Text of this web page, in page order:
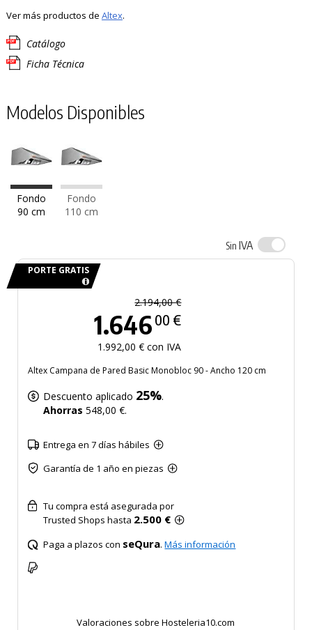
Ver más productos de Altex.
Catálogo
Ficha Técnica
Modelos Disponibles
Fondo
90 cm
Fondo
110 cm
Sin IVA
PORTE GRATIS
2.194,00 €
1.646 00 €
1.992,00 € con IVA
Altex Campana de Pared Basic Monobloc 90 - Ancho 120 cm
Descuento aplicado 25%.
Ahorras 548,00 €.
Entrega en 7 días hábiles
Garantía de 1 año en piezas
Tu compra está asegurada por
Trusted Shops hasta 2.500 €
Paga a plazos con seQura.Más información
Valoraciones sobre Hosteleria10.com